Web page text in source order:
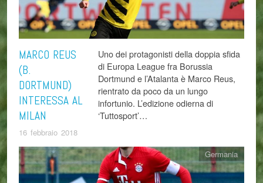
MARCO REUS
(B.
DORTMUND)
INTERESSA AL
MILAN
16 febbraio 2018
Uno dei protagonisti della doppia sfida
di Europa League fra Borussia
Dortmund e l’Atalanta è Marco Reus,
rientrato da poco da un lungo
infortunio. L’edizione odierna di
‘Tuttosport’…
Germania